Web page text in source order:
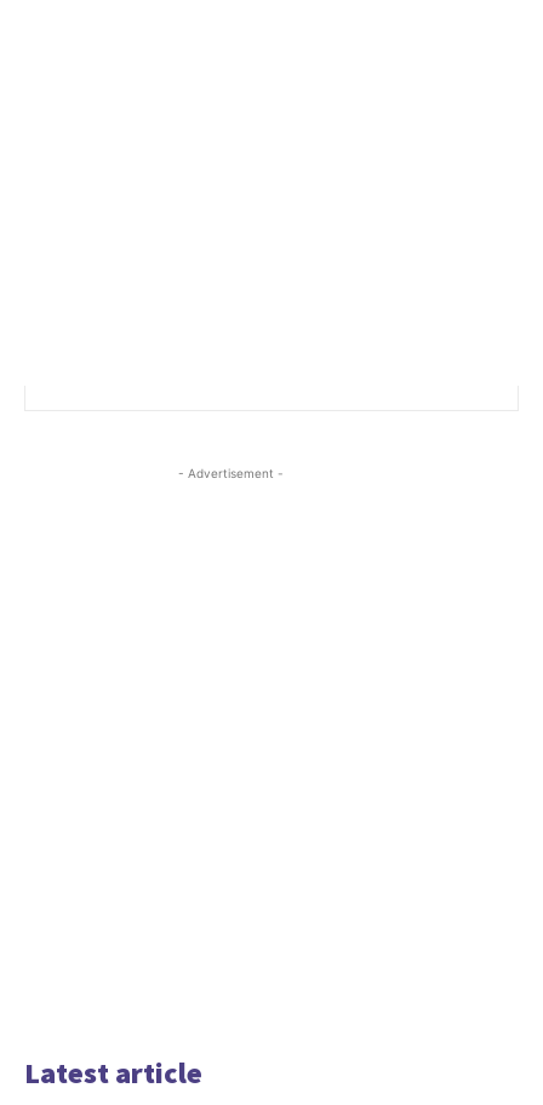
- Advertisement -
Latest article